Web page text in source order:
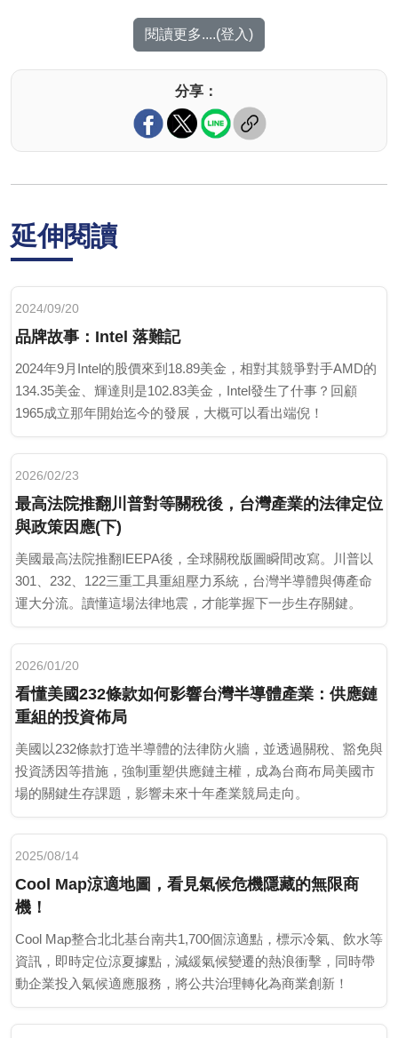
閱讀更多....(登入)
分享：
延伸閱讀
2024/09/20
品牌故事：Intel 落難記
2024年9月Intel的股價來到18.89美金，相對其競爭對手AMD的
134.35美金、輝達則是102.83美金，Intel發生了什事？回顧
1965成立那年開始迄今的發展，大概可以看出端倪！
2026/02/23
最高法院推翻川普對等關稅後，台灣產業的法律定位
與政策因應(下)
美國最高法院推翻IEEPA後，全球關稅版圖瞬間改寫。川普以
301、232、122三重工具重組壓力系統，台灣半導體與傳產命
運大分流。讀懂這場法律地震，才能掌握下一步生存關鍵。
2026/01/20
看懂美國232條款如何影響台灣半導體產業：供應鏈
重組的投資佈局
美國以232條款打造半導體的法律防火牆，並透過關稅、豁免與
投資誘因等措施，強制重塑供應鏈主權，成為台商布局美國市
場的關鍵生存課題，影響未來十年產業競局走向。
2025/08/14
Cool Map涼適地圖，看見氣候危機隱藏的無限商
機！
Cool Map整合北北基台南共1,700個涼適點，標示冷氣、飲水等
資訊，即時定位涼夏據點，減緩氣候變遷的熱浪衝擊，同時帶
動企業投入氣候適應服務，將公共治理轉化為商業創新！